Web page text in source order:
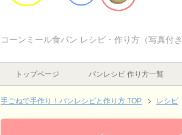
コーンミール食パン レシピ・作り方（写真付き
トップページ パンレシピ 作り方一覧
手ごねで手作り！パンレシピと作り方 TOP レシピ